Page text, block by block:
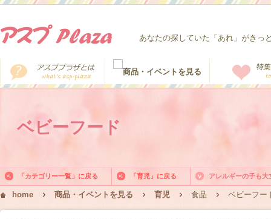
あなたの探していた「あれ」がきっ
ベビーフード
「カテゴリー一覧」に戻る 「育児」に戻る アレルギーの子も
home 商品・イベントを見る 育児 食品 ベビーフー